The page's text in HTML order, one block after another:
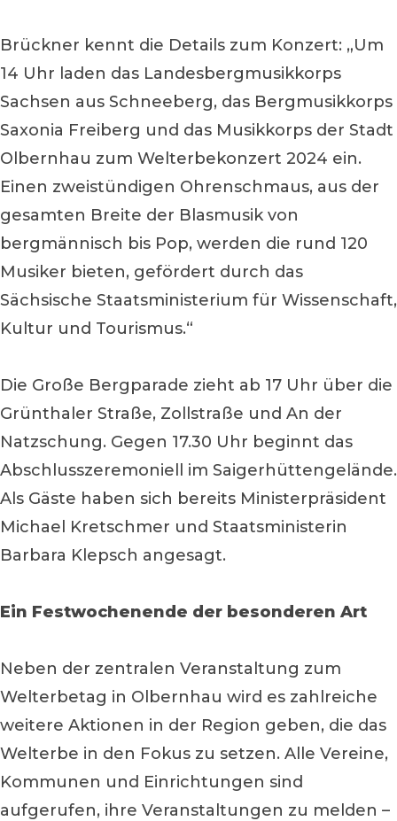
Brückner kennt die Details zum Konzert: „Um
14 Uhr laden das Landesbergmusikkorps
Sachsen aus Schneeberg, das Bergmusikkorps
Saxonia Freiberg und das Musikkorps der Stadt
Olbernhau zum Welterbekonzert 2024 ein.
Einen zweistündigen Ohrenschmaus, aus der
gesamten Breite der Blasmusik von
bergmännisch bis Pop, werden die rund 120
Musiker bieten, gefördert durch das
Sächsische Staatsministerium für Wissenschaft,
Kultur und Tourismus.“
Die Große Bergparade zieht ab 17 Uhr über die
Grünthaler Straße, Zollstraße und An der
Natzschung. Gegen 17.30 Uhr beginnt das
Abschlusszeremoniell im Saigerhüttengelände.
Als Gäste haben sich bereits Ministerpräsident
Michael Kretschmer und Staatsministerin
Barbara Klepsch angesagt.
Ein Festwochenende der besonderen Art
Neben der zentralen Veranstaltung zum
Welterbetag in Olbernhau wird es zahlreiche
weitere Aktionen in der Region geben, die das
Welterbe in den Fokus zu setzen. Alle Vereine,
Kommunen und Einrichtungen sind
aufgerufen, ihre Veranstaltungen zu melden –